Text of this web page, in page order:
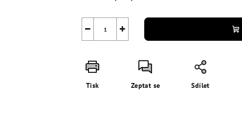
+
−
Tisk Zeptat se Sdílet